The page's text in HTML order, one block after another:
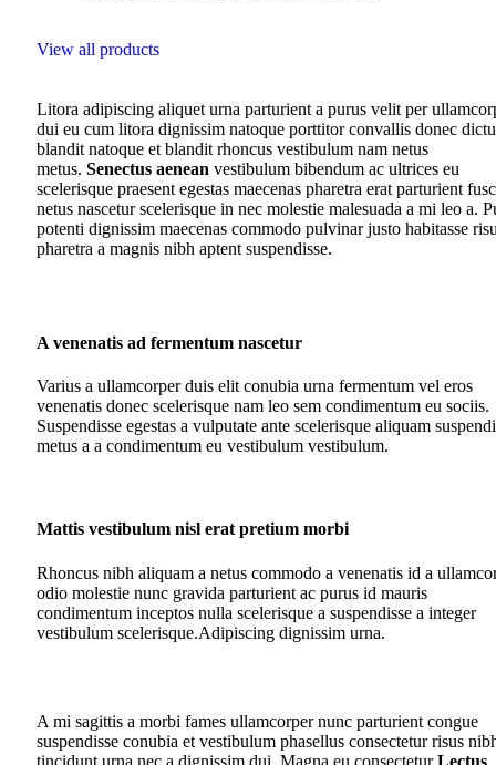
View all products
Litora adipiscing aliquet urna parturient a purus velit per
dui eu cum litora dignissim natoque porttitor convallis donec
blandit natoque et blandit rhoncus vestibulum nam netus
metus. Senectus aenean vestibulum bibendum ac ultrices eu
scelerisque praesent egestas maecenas pharetra erat parturient
netus nascetur scelerisque in nec molestie malesuada a mi leo a.
potenti dignissim maecenas commodo pulvinar justo habitasse
pharetra a magnis nibh aptent suspendisse.
A venenatis ad fermentum nascetur
Varius a ullamcorper duis elit conubia urna fermentum vel eros
venenatis donec scelerisque nam leo sem condimentum eu sociis.
Suspendisse egestas a vulputate ante scelerisque aliquam
metus a a condimentum eu vestibulum vestibulum.
Mattis vestibulum nisl erat pretium morbi
Rhoncus nibh aliquam a netus commodo a venenatis id a
odio molestie nunc gravida parturient ac purus id mauris
condimentum inceptos nulla scelerisque a suspendisse a integer
vestibulum scelerisque.Adipiscing dignissim urna.
A mi sagittis a morbi fames ullamcorper nunc parturient congue
suspendisse conubia et vestibulum phasellus consectetur risus
tincidunt urna nec a dignissim dui. Magna eu consecteturLectus